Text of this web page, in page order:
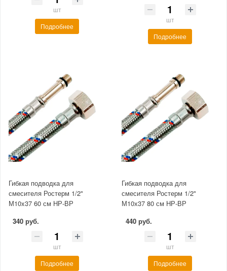
шт
Подробнее
шт
Подробнее
Гибкая подводка для
смесителя Ростерм 1/2"
М10x37 60 см НР-ВР
340 руб.
шт
Подробнее
Гибкая подводка для
смесителя Ростерм 1/2"
М10х37 80 см НР-ВР
440 руб.
шт
Подробнее